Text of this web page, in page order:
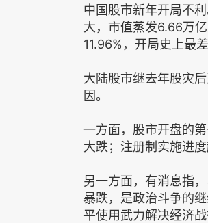
中国股市新年开局不
大，市值蒸发6.66万
11.96%，开局史上最差
大陆股市继去年股灾
因。
一方面，股市开盘的
大跌；注册制实施进
另一方面，有消息指
暴跌，是政治斗争的
平使用武力解决经济